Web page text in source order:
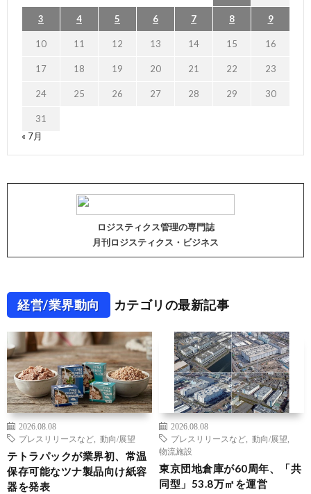
3 4 5 6 7 8 9
10 11 12 13 14 15 16
17 18 19 20 21 22 23
24 25 26 27 28 29 30
31
« 7月
ロジスティクス管理の専門誌
月刊ロジスティクス・ビジネス
経営/業界動向 カテゴリの最新記事
2026.08.08
プレスリリースなど
動向/展望
テトラパックが業界初、常温
保存可能なツナ製品向け紙容
器を発表
2026.08.08
プレスリリースなど
動向/展望
物流施設
東京団地倉庫が60周年、「共
同型」53.8万㎡を運営